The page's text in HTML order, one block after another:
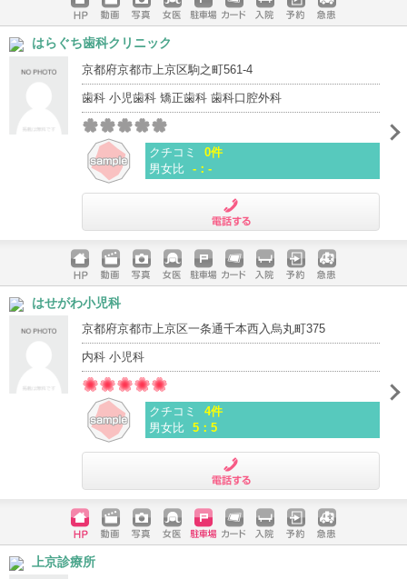
ホームペ
ージ
動画 写真 女医 駐車場
クレジッ
入院 予約 急患
はらぐち歯科クリニック
京都府京都市上京区駒之町561-4
歯科 小児歯科 矯正歯科 歯科口腔外科
クチコミ
0件
男女比 -：-
ホームペ
ージ
動画 写真 女医 駐車場
クレジッ
入院 予約 急患
はせがわ小児科
京都府京都市上京区一条通千本西入烏丸町375
内科 小児科
クチコミ
4件
男女比 5：5
ホームペ
ージ
動画 写真 女医 駐車場
クレジッ
入院 予約 急患
上京診療所